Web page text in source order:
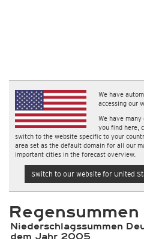
We have
accessing our
We have
you find here,
switch to the website specific to your
area set as the default domain for all our
important cities in the forecast overview.
Switch to our website for United
Regensummen
Niederschlagssummen
dem Jahr 2005